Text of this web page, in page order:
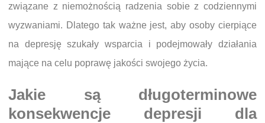
związane z niemożnością radzenia sobie z codziennymi
wyzwaniami. Dlatego tak ważne jest, aby osoby cierpiące
na depresję szukały wsparcia i podejmowały działania
mające na celu poprawę jakości swojego życia.
Jakie są długoterminowe
konsekwencje depresji dla